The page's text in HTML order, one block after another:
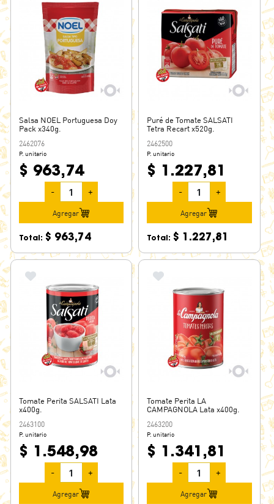
Salsa NOEL Portuguesa Doy
Pack x340g.
2462076
P. unitario
$ 963,74
- +
Agregar
Total: $ 963,74
Puré de Tomate SALSATI
Tetra Recart x520g.
2462500
P. unitario
$ 1.227,81
- +
Agregar
Total: $ 1.227,81
Tomate Perita SALSATI Lata
x400g.
2463100
P. unitario
$ 1.548,98
- +
Agregar
Tomate Perita LA
CAMPAGNOLA Lata x400g.
2463200
P. unitario
$ 1.341,81
- +
Agregar